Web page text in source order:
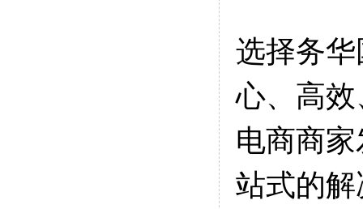
选择务
心、高
电商商
站式的